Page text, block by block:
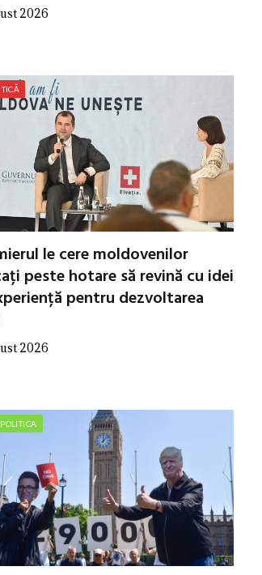
2026
le cere moldovenilor
peste hotare să revină cu idei
pentru dezvoltarea
2026